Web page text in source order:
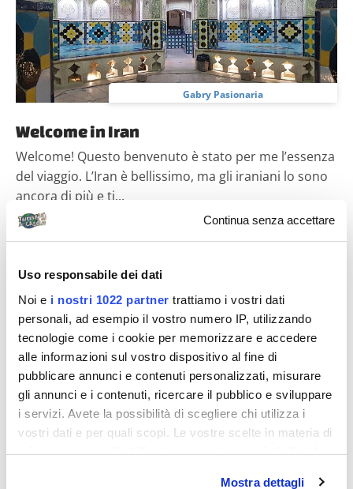
Continua senza accettare
Uso responsabile dei dati
Noi e i nostri 1022 partner trattiamo i vostri dati
personali, ad esempio il vostro numero IP, utilizzando
tecnologie come i cookie per memorizzare e accedere
alle informazioni sul vostro dispositivo al fine di
pubblicare annunci e contenuti personalizzati, misurare
gli annunci e i contenuti, ricercare il pubblico e sviluppare
i servizi. Avete la possibilità di scegliere chi utilizza i
vostri dati e per quali scopi. Le vostre scelte in materia di
privacy sono applicabili solo su questa proprietà digitale
Mostra dettagli
Gabry Pasionaria
Welcome in Iran
Welcome! Questo benvenuto è stato per me l’essenza
del viaggio. L’Iran è bellissimo, ma gli iraniani lo sono
ancora di più e ti...
robi85
Iran, una piacevole sorpresa
Ci siamo innamorati dell’Iran grazie ad alcune foto
pubblicate online e non abbiamo resistito alla